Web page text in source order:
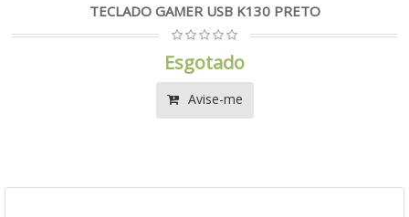
TECLADO GAMER USB K130 PRETO
Esgotado
Avise-me